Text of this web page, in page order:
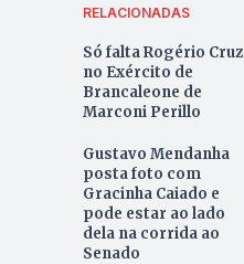
RELACIONADAS
Só falta Rogério Cruz
no Exército de
Brancaleone de
Marconi Perillo
Gustavo Mendanha
posta foto com
Gracinha Caiado e
pode estar ao lado
dela na corrida ao
Senado